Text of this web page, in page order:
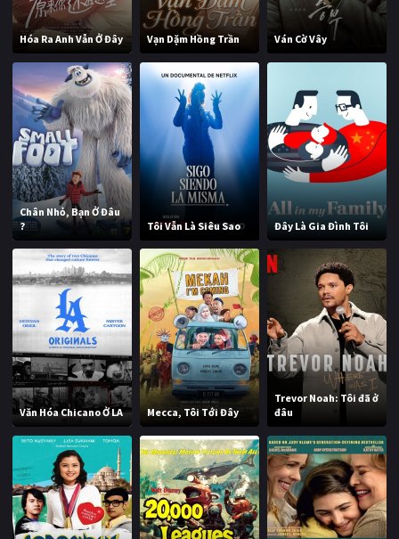
Hóa Ra Anh Vẫn Ở Đây Vạn Dặm Hồng Trần Ván Cờ Vây
Chân Nhỏ, Bạn Ở Đâu
?
Tôi Vẫn Là Siêu Sao Đây Là Gia Đình Tôi
Văn Hóa Chicano Ở LA Mecca, Tôi Tới Đây
Trevor Noah: Tôi đã ở
đâu